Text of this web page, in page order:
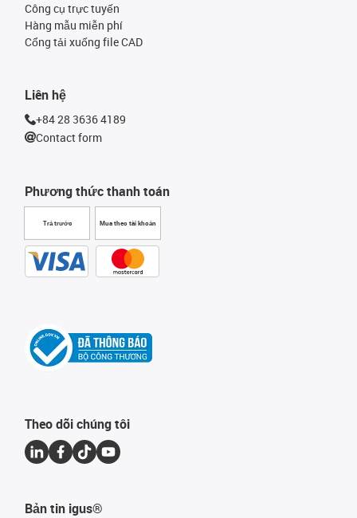
Phương thức thanh toán
Trả trước Mua theo tài khoản
Công cụ trực tuyến
Hàng mẫu miễn phí
Cổng tải xuống file CAD
Liên hệ
+84 28 3636 4189
Contact form
Theo dõi chúng tôi
Bản tin igus®